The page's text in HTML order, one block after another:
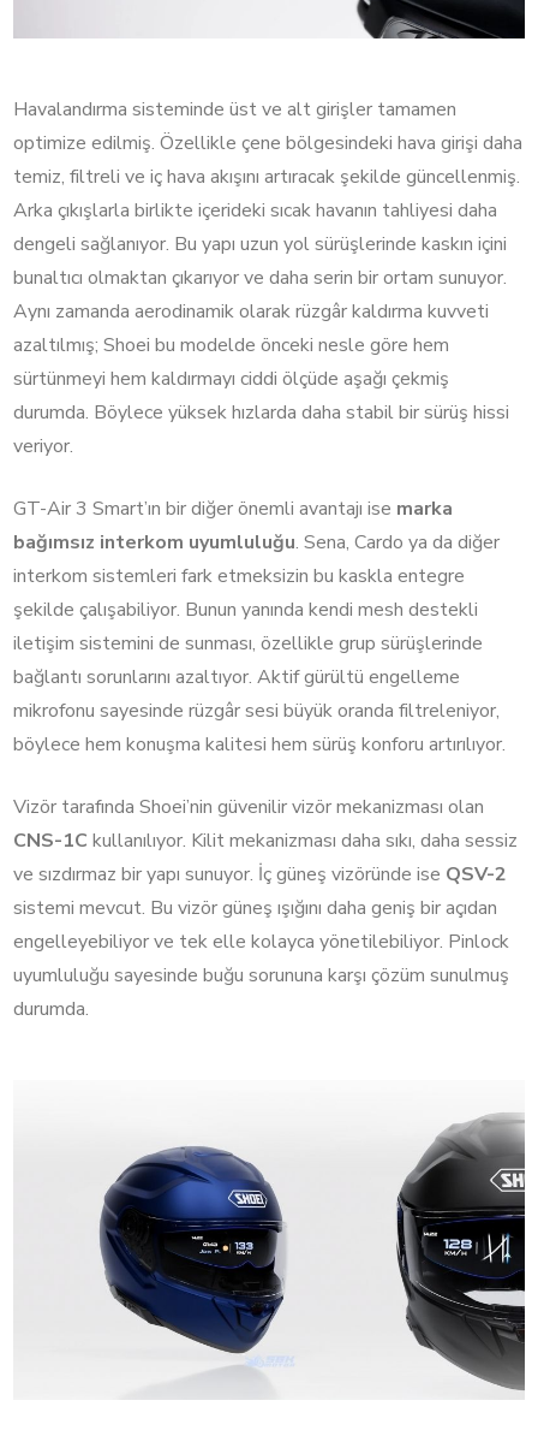
Havalandırma sisteminde üst ve alt girişler tamamen
optimize edilmiş. Özellikle çene bölgesindeki hava girişi daha
temiz, filtreli ve iç hava akışını artıracak şekilde güncellenmiş.
Arka çıkışlarla birlikte içerideki sıcak havanın tahliyesi daha
dengeli sağlanıyor. Bu yapı uzun yol sürüşlerinde kaskın içini
bunaltıcı olmaktan çıkarıyor ve daha serin bir ortam sunuyor.
Aynı zamanda aerodinamik olarak rüzgâr kaldırma kuvveti
azaltılmış; Shoei bu modelde önceki nesle göre hem
sürtünmeyi hem kaldırmayı ciddi ölçüde aşağı çekmiş
durumda. Böylece yüksek hızlarda daha stabil bir sürüş hissi
veriyor.
GT-Air 3 Smart’ın bir diğer önemli avantajı ise marka
bağımsız interkom uyumluluğu. Sena, Cardo ya da diğer
interkom sistemleri fark etmeksizin bu kaskla entegre
şekilde çalışabiliyor. Bunun yanında kendi mesh destekli
iletişim sistemini de sunması, özellikle grup sürüşlerinde
bağlantı sorunlarını azaltıyor. Aktif gürültü engelleme
mikrofonu sayesinde rüzgâr sesi büyük oranda filtreleniyor,
böylece hem konuşma kalitesi hem sürüş konforu artırılıyor.
Vizör tarafında Shoei’nin güvenilir vizör mekanizması olan
CNS-1C kullanılıyor. Kilit mekanizması daha sıkı, daha sessiz
ve sızdırmaz bir yapı sunuyor. İç güneş vizöründe ise QSV-2
sistemi mevcut. Bu vizör güneş ışığını daha geniş bir açıdan
engelleyebiliyor ve tek elle kolayca yönetilebiliyor. Pinlock
uyumluluğu sayesinde buğu sorununa karşı çözüm sunulmuş
durumda.